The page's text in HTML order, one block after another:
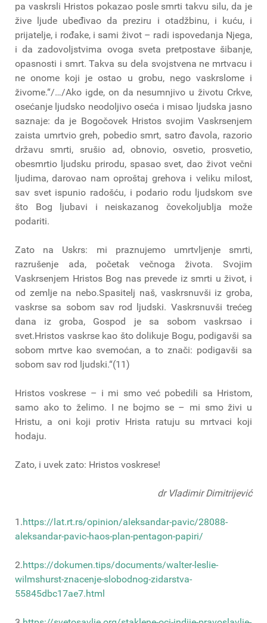
pa vaskrsli Hristos pokazao posle smrti takvu silu, da je
žive ljude ubeđivao da preziru i otadžbinu, i kuću, i
prijatelje, i rođake, i sami život – radi ispovedanja Njega,
i da zadovoljstvima ovoga sveta pretpostave šibanje,
opasnosti i smrt. Takva su dela svojstvena ne mrtvacu i
ne onome koji je ostao u grobu, nego vaskrslome i
živome.“/…/Ako igde, on da nesumnjivo u životu Crkve,
osećanje ljudsko neodoljivo oseća i misao ljudska jasno
saznaje: da je Bogočovek Hristos svojim Vaskrsenjem
zaista umrtvio greh, pobedio smrt, satro đavola, razorio
državu smrti, srušio ad, obnovio, osvetio, prosvetio,
obesmrtio ljudsku prirodu, spasao svet, dao život večni
ljudima, darovao nam oproštaj grehova i veliku milost,
sav svet ispunio radošću, i podario rodu ljudskom sve
što Bog ljubavi i neiskazanog čovekoljublja može
podariti.
Zato na Uskrs: mi praznujemo umrtvljenje smrti,
razrušenje ada, početak večnoga života. Svojim
Vaskrsenjem Hristos Bog nas prevede iz smrti u život, i
od zemlje na nebo.Spasitelj naš, vaskrsnuvši iz groba,
vaskrse sa sobom sav rod ljudski. Vaskrsnuvši trećeg
dana iz groba, Gospod je sa sobom vaskrsao i
svet.Hristos vaskrse kao što dolikuje Bogu, podigavši sa
sobom mrtve kao svemoćan, a to znači: podigavši sa
sobom sav rod ljudski.“(11)
Hristos voskrese – i mi smo već pobedili sa Hristom,
samo ako to želimo. I ne bojmo se – mi smo živi u
Hristu, a oni koji protiv Hrista ratuju su mrtvaci koji
hodaju.
Zato, i uvek zato: Hristos voskrese!
dr Vladimir Dimitrijević
1.https://lat.rt.rs/opinion/aleksandar-pavic/28088-
aleksandar-pavic-haos-plan-pentagon-papiri/
2.https://dokumen.tips/documents/walter-leslie-
wilmshurst-znacenje-slobodnog-zidarstva-
55845dbc17ae7.html